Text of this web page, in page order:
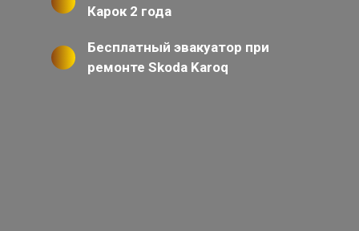
Карок 2 года
Бесплатный эвакуатор при
ремонте Skoda Karoq